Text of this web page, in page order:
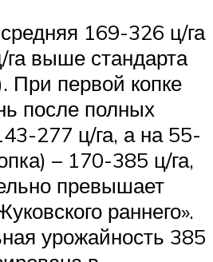
169-326 ц/га
выше стандарта
При первой копке
после полных
277 ц/га, а на 55-
– 170-385 ц/га,
превышает
раннего».
урожайность 385